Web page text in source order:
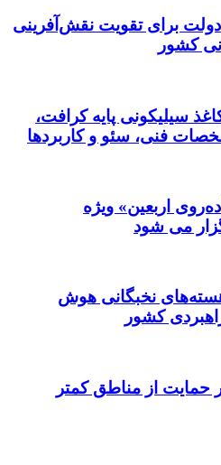
برای تقویت نقش‌آفرینی
کشور
سیلیکونی پایه کرافت،
فنی، سئو و کاربردها
اربعین» ویژه
می شود
نخبگانی هوش
حمایت از مناطق کمتر